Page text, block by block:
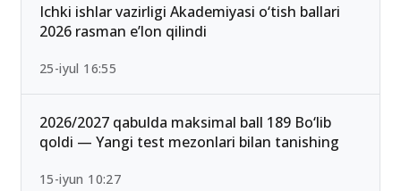
Ichki ishlar vazirligi Akademiyasi o‘tish ballari
2026 rasman e’lon qilindi
25-iyul 16:55
2026/2027 qabulda maksimal ball 189 Bo‘lib
qoldi — Yangi test mezonlari bilan tanishing
15-iyun 10:27